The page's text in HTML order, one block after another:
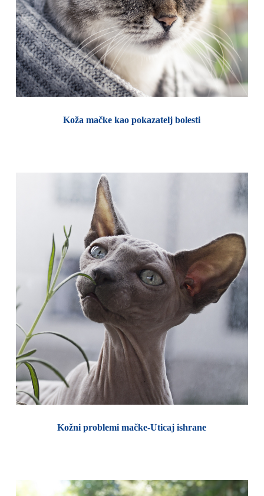
Koža mačke kao pokazatelj bolesti
Kožni problemi mačke-Uticaj ishrane